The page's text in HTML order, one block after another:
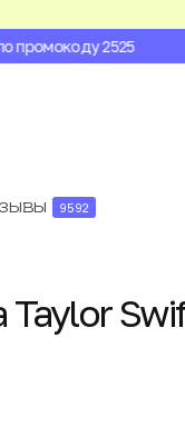
2525
9592
Taylor